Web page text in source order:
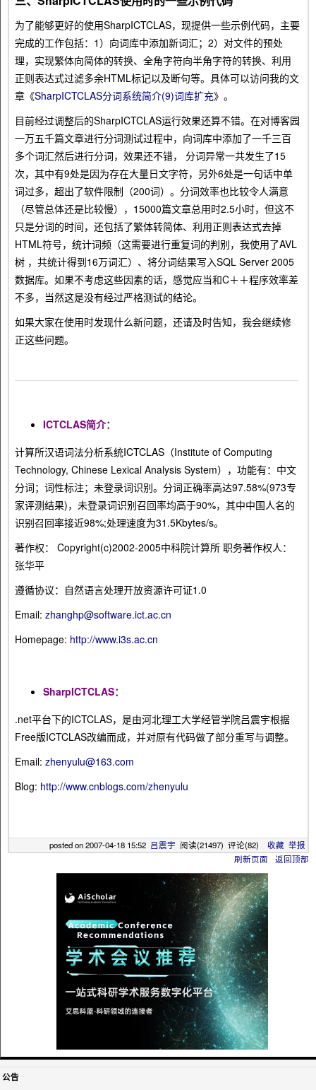
公告
为了能够更好的使用SharpICTCLAS，现提供一些示例代码，主要
完成的工作包括：1）向词库中添加新词汇；2）对文件的预处
理，实现繁体向简体的转换、全角字符向半角字符的转换、利用
正则表达式过滤多余HTML标记以及断句等。具体可以访问我的文
章《SharpICTCLAS分词系统简介(9)词库扩充》。
目前经过调整后的SharpICTCLAS运行效果还算不错。在对博客园
一万五千篇文章进行分词测试过程中，向词库中添加了一千三百
多个词汇然后进行分词，效果还不错， 分词异常一共发生了15
次，其中有9处是因为存在大量日文字符，另外6处是一句话中单
词过多，超出了软件限制（200词）。分词效率也比较令人满意
（尽管总体还是比较慢），15000篇文章总用时2.5小时，但这不
只是分词的时间，还包括了繁体转简体、利用正则表达式去掉
HTML符号，统计词频（这需要进行重复词的判别，我使用了AVL
树 ，共统计得到16万词汇）、将分词结果写入SQL Server 2005
数据库。如果不考虑这些因素的话，感觉应当和C＋＋程序效率差
不多，当然这是没有经过严格测试的结论。
如果大家在使用时发现什么新问题，还请及时告知，我会继续修
正这些问题。
ICTCLAS简介：
计算所汉语词法分析系统ICTCLAS（Institute of Computing
Technology, Chinese Lexical Analysis System），功能有：中文
分词；词性标注；未登录词识别。分词正确率高达97.58%(973专
家评测结果)，未登录词识别召回率均高于90%，其中中国人名的
识别召回率接近98%;处理速度为31.5Kbytes/s。
著作权： Copyright(c)2002-2005中科院计算所 职务著作权人：
张华平
遵循协议：自然语言处理开放资源许可证1.0
Email: zhanghp@software.ict.ac.cn
Homepage: http://www.i3s.ac.cn
SharpICTCLAS：
.net平台下的ICTCLAS，是由河北理工大学经管学院吕震宇根据
Free版ICTCLAS改编而成，并对原有代码做了部分重写与调整。
Email: zhenyulu@163.com
Blog: http://www.cnblogs.com/zhenyulu
posted on2007-04-18 15:52 吕震宇 阅读(21497) 评论(82) 收藏 举报
刷新页面 返回顶部